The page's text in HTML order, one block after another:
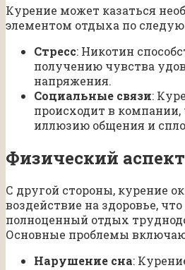
Курение может казаться
элементом отдыха по
Стресс: Никотин
получению чувства
напряжения.
Социальные связи:
происходит в компании,
иллюзию общения и
Физический аспект
С другой стороны, курение
воздействие на здоровье, что
полноценный отдых
Основные проблемы
Нарушение сна: